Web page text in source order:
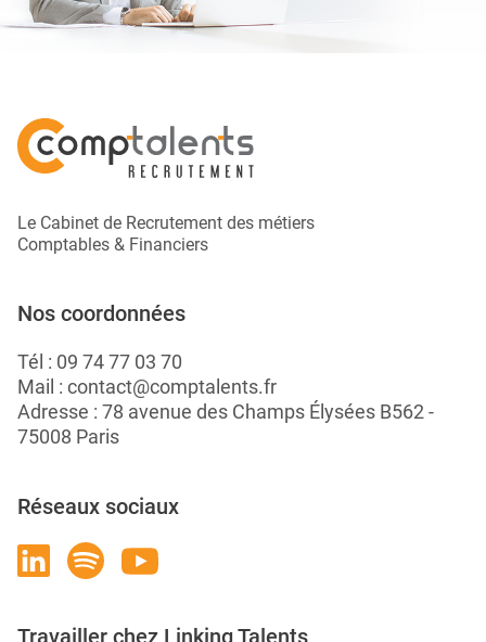
Le Cabinet de Recrutement des métiers
Comptables & Financiers
Nos coordonnées
Tél : 09 74 77 03 70
Mail : contact@comptalents.fr
Adresse : 78 avenue des Champs Élysées B562 -
75008 Paris
Réseaux sociaux
Travailler chez Linking Talents